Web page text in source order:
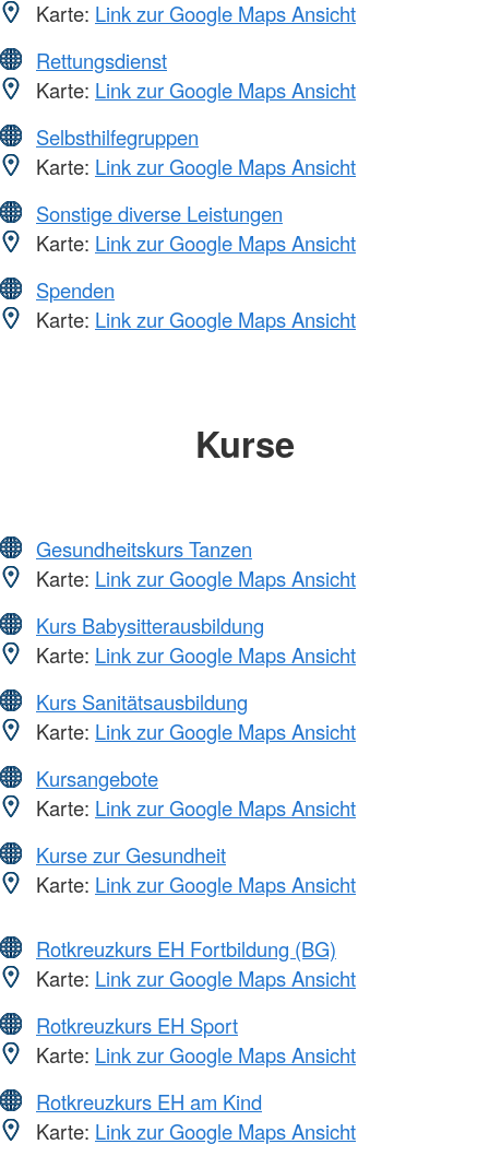
Karte: Link zur Google Maps Ansicht
Rettungsdienst
Karte: Link zur Google Maps Ansicht
Selbsthilfegruppen
Karte: Link zur Google Maps Ansicht
Sonstige diverse Leistungen
Karte: Link zur Google Maps Ansicht
Spenden
Karte: Link zur Google Maps Ansicht
Kurse
Gesundheitskurs Tanzen
Karte: Link zur Google Maps Ansicht
Kurs Babysitterausbildung
Karte: Link zur Google Maps Ansicht
Kurs Sanitätsausbildung
Karte: Link zur Google Maps Ansicht
Kursangebote
Karte: Link zur Google Maps Ansicht
Kurse zur Gesundheit
Karte: Link zur Google Maps Ansicht
Rotkreuzkurs EH Fortbildung (BG)
Karte: Link zur Google Maps Ansicht
Rotkreuzkurs EH Sport
Karte: Link zur Google Maps Ansicht
Rotkreuzkurs EH am Kind
Karte: Link zur Google Maps Ansicht